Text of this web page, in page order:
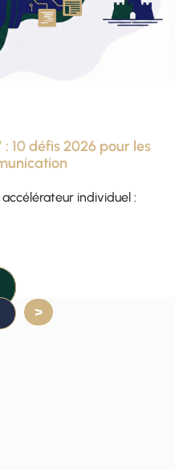
: 10 défis 2026 pour les
individuel :